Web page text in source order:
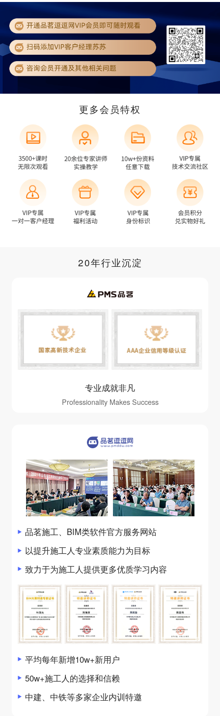
更多会员特权
20年行业沉淀
专业成就非凡
Professionality Makes Success
品茗施工、BIM类软件官方服务网站
以提升施工人专业素质能力为目标
致力于为施工人提供更多优质学习内容
平均每年新增10w+新用户
50w+施工人的选择和信赖
中建、中铁等多家企业内训特邀